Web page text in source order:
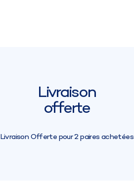
Livraison
offerte
Livraison Offerte pour 2 paires achetées